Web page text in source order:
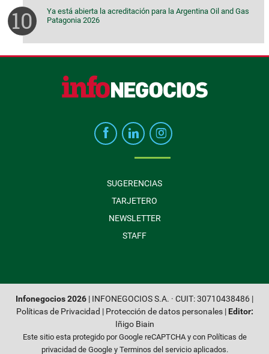
Ya está abierta la acreditación para la Argentina Oil and Gas
Patagonia 2026
SUGERENCIAS
TARJETERO
NEWSLETTER
STAFF
Infonegocios 2026 | INFONEGOCIOS S.A. · CUIT: 30710438486 |
Políticas de Privacidad | Protección de datos personales| Editor:
Iñigo Biain
Este sitio esta protegido por Google reCAPTCHA y con Políticas de
privacidad de Googley Terminos del servicioaplicados.